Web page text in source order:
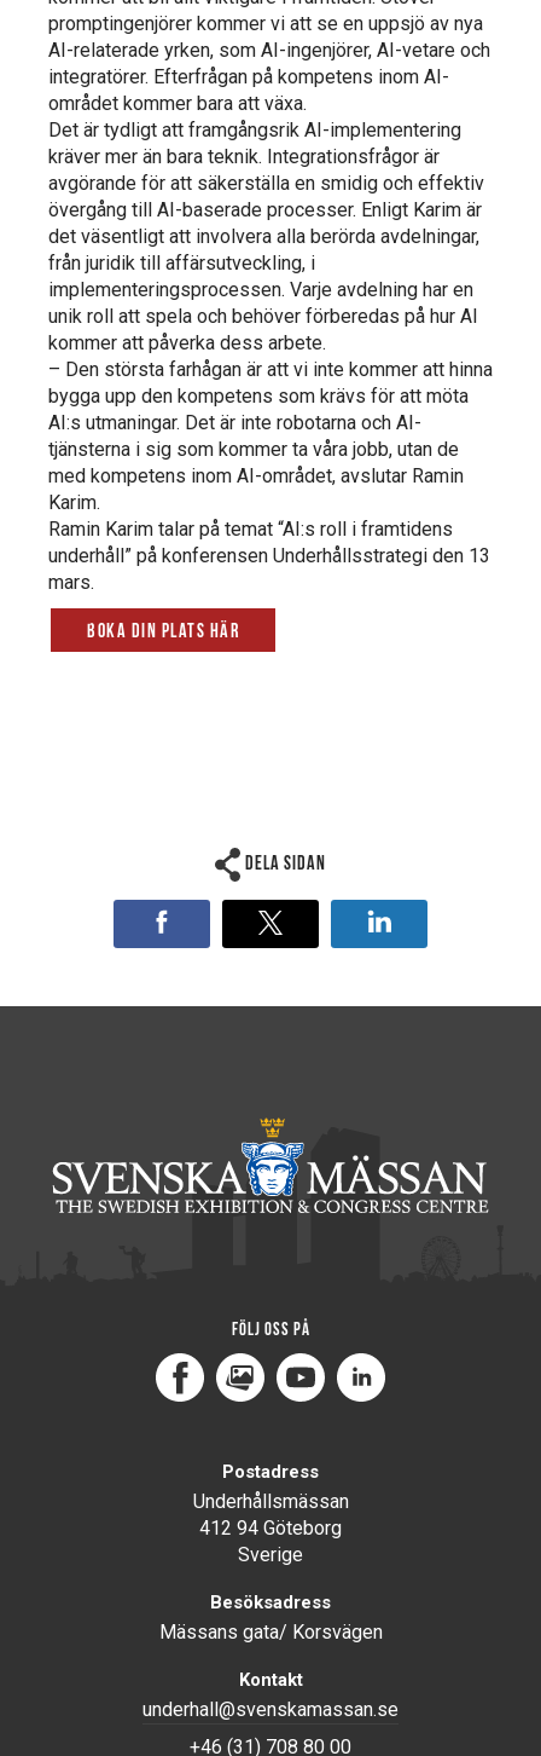
promptingenjörer kommer vi att se en uppsjö av nya
AI-relaterade yrken, som AI-ingenjörer, AI-vetare och
integratörer. Efterfrågan på kompetens inom AI-
området kommer bara att växa.
Det är tydligt att framgångsrik AI-implementering
kräver mer än bara teknik. Integrationsfrågor är
avgörande för att säkerställa en smidig och effektiv
övergång till AI-baserade processer. Enligt Karim är
det väsentligt att involvera alla berörda avdelningar,
från juridik till affärsutveckling, i
implementeringsprocessen. Varje avdelning har en
unik roll att spela och behöver förberedas på hur AI
kommer att påverka dess arbete.
– Den största farhågan är att vi inte kommer att hinna
bygga upp den kompetens som krävs för att möta
AI:s utmaningar. Det är inte robotarna och AI-
tjänsterna i sig som kommer ta våra jobb, utan de
med kompetens inom AI-området, avslutar Ramin
Karim.
Ramin Karim talar på temat “AI:s roll i framtidens
underhåll” på konferensen Underhållsstrategi den 13
mars.
Boka din plats här
Dela sidan
Följ oss på
FacebookMediaPortal
YoutubeLinkedIn
Postadress
Underhållsmässan
412 94 Göteborg
Sverige
Besöksadress
Mässans gata/ Korsvägen
Kontakt
underhall@svenskamassan.se
+46 (31) 708 80 00